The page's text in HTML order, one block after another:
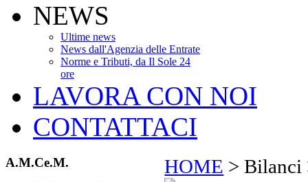
NEWS
Ultime news
News dall'Agenzia delle Entrate
Norme e Tributi, da Il Sole 24
ore
LAVORA CON NOI
CONTATTACI
HOME > Bilanci
A.M.Ce.M.